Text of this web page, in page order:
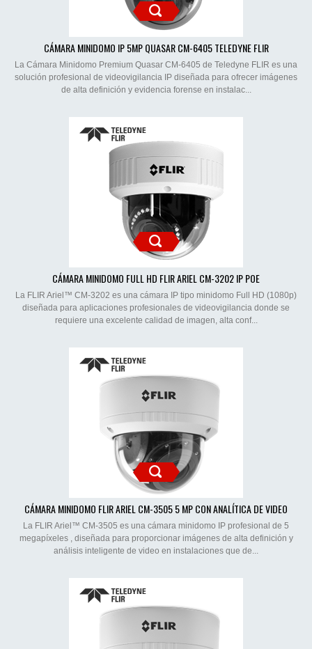
CÁMARA MINIDOMO IP 5MP QUASAR CM-6405 TELEDYNE FLIR
La Cámara Minidomo Premium Quasar CM-6405 de Teledyne FLIR es una
solución profesional de videovigilancia IP diseñada para ofrecer imágenes
de alta definición y evidencia forense en instalac...
CÁMARA MINIDOMO FULL HD FLIR ARIEL CM-3202 IP POE
La FLIR Ariel™ CM-3202 es una cámara IP tipo minidomo Full HD (1080p)
diseñada para aplicaciones profesionales de videovigilancia donde se
requiere una excelente calidad de imagen, alta conf...
CÁMARA MINIDOMO FLIR ARIEL CM-3505 5 MP CON ANALÍTICA DE VIDEO
La FLIR Ariel™ CM-3505 es una cámara minidomo IP profesional de 5
megapíxeles , diseñada para proporcionar imágenes de alta definición y
análisis inteligente de video en instalaciones que de...